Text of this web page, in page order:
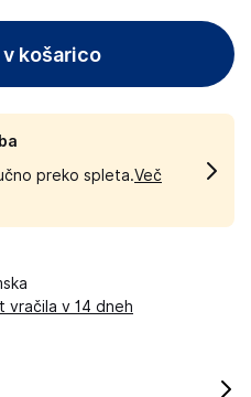
v košarico
preko spleta.Več
vračila v 14 dneh